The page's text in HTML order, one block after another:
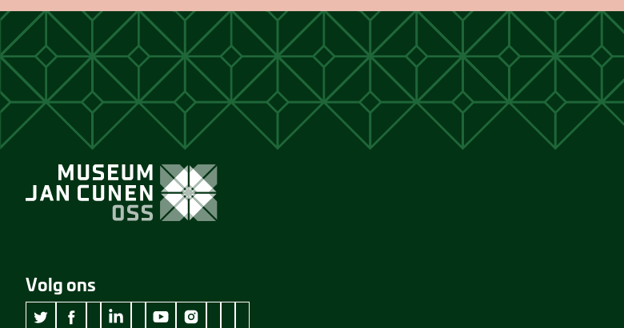
Volg ons
wikipedia Museum Jan Cunen
googleplus Museum Jan Cunen